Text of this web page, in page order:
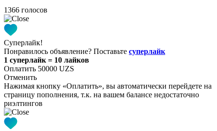
1366 голосов
Суперлайк!
Понравилось объявление? Поставьте суперлайк
1 суперлайк = 10 лайков
Оплатить 50000 UZS
Отменить
Нажимая кнопку «Оплатить», вы автоматически перейдете на
страницу пополнения, т.к. на вашем балансе недостаточно
риэлтингов